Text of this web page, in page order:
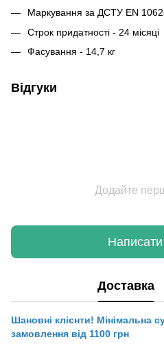
Маркування за ДСТУ EN
Строк придатності - 24 місяці
Фасування - 14,7 кг
Відгуки
Додайте
Написати
Доставка
Шановні клієнти! Мінімальна
замовлення від 1100 грн